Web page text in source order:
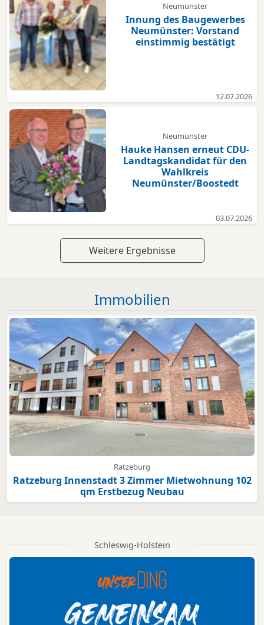
Neumünster
Innung des Baugewerbes
Neumünster: Vorstand
einstimmig bestätigt
12.07.2026
Neumünster
Hauke Hansen erneut CDU-
Landtagskandidat für den
Wahlkreis
Neumünster/Boostedt
03.07.2026
Weitere Ergebnisse
Immobilien
Ratzeburg
Ratzeburg Innenstadt 3 Zimmer Mietwohnung 102
qm Erstbezug Neubau
Schleswig-Holstein